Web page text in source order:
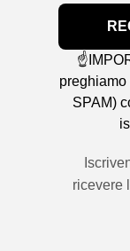
SPAM)
ricevere